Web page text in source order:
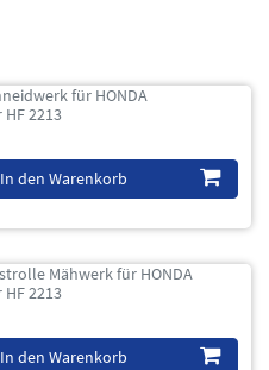
für HONDA
2213
In den Warenkorb
Mähwerk für HONDA
2213
In den Warenkorb